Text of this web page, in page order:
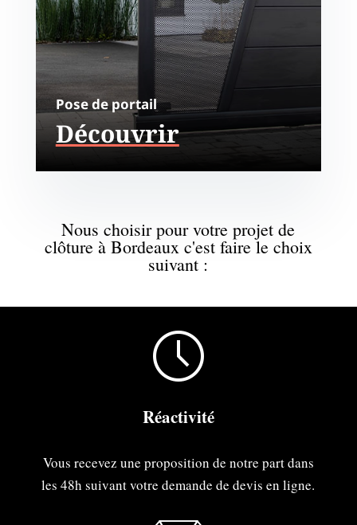
Pose de portail
Découvrir
Nous choisir pour votre projet de
clôture à Bordeaux c'est faire le choix
suivant :
Réactivité
Vous recevez une proposition de notre part dans
les 48h suivant votre demande de devis en ligne.